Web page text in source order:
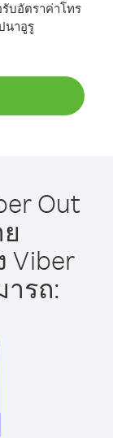
บอัตราค่าโทร
นาอูรู
Out
Viber
รถ: